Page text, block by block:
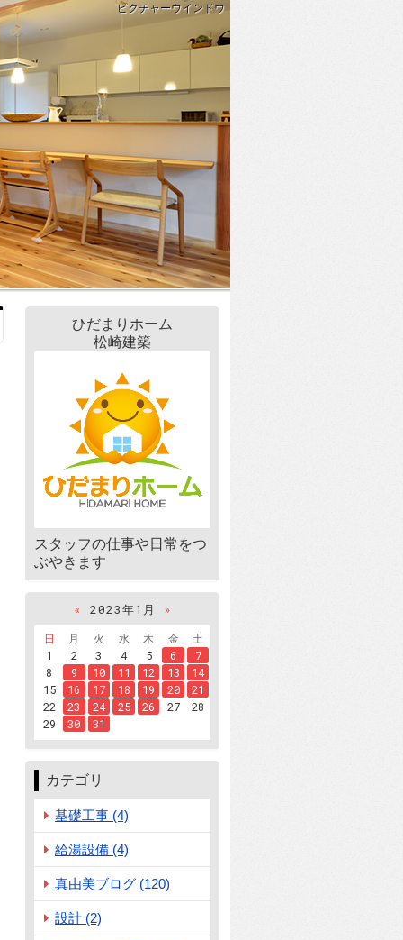
ピクチャーウインドウ
ひだまりホーム
松崎建築
スタッフの仕事や日常をつ
ぶやきます
« 2023年1月
»
日
月 火 水 木 金
土
1
2 3 4 5 6
7
8
9 10 11 12 13
14
15
16 17 18 19 20
21
22
23 24 25 26 27
28
29
30 31
カテゴリ
基礎工事 (4)
給湯設備 (4)
真由美ブログ (120)
設計 (2)